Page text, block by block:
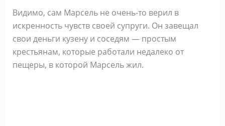
Видимо, сам Марсель не очень-то верил в
искренность чувств своей супруги. Он завещал
свои деньги кузену и соседям — простым
крестьянам, которые работали недалеко от
пещеры, в которой Марсель жил.